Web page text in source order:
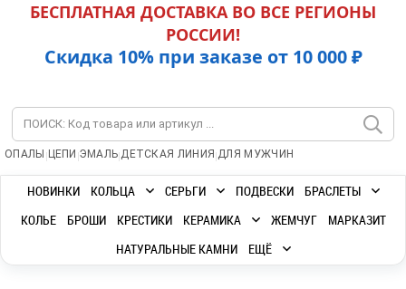
БЕСПЛАТНАЯ ДОСТАВКА ВО ВСЕ РЕГИОНЫ
РОССИИ!
Скидка 10% при заказе от 10 000 ₽
ОПАЛЫ | ЦЕПИ |ЭМАЛЬ|ДЕТСКАЯ ЛИНИЯ |ДЛЯ МУЖЧИН
НОВИНКИ КОЛЬЦА СЕРЬГИ ПОДВЕСКИ
БРАСЛЕТЫ
КОЛЬЕ
БРОШИ КРЕСТИКИ КЕРАМИКА ЖЕМЧУГ
МАРКАЗИТ
НАТУРАЛЬНЫЕ КАМНИ
ЕЩЁ